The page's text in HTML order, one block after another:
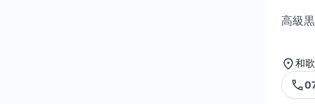
高級
和